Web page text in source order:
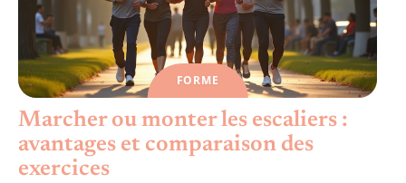
FORME
Marcher ou monter les escaliers :
avantages et comparaison des
exercices